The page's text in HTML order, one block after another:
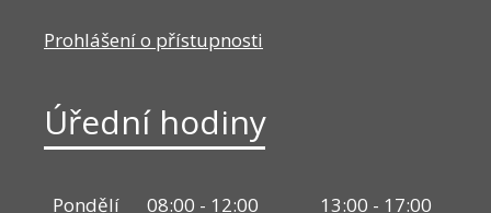
Prohlášení o přístupnosti
Úřední hodiny
Pondělí 08:00 - 12:00
13:00 - 17:00